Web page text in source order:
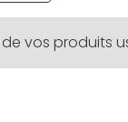
de vos produits